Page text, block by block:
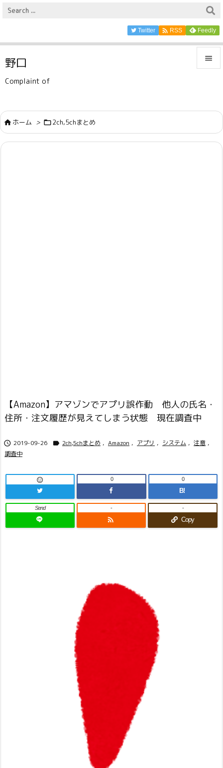

サイド

前へ
Twitter  RSS Feedly
野口
Complaint of
ホーム > 2ch,5chまとめ
【Amazon】アマゾンでアプリ誤作動 他人の氏名・
住所・注文履歴が見えてしまう状態 現在調査中
 2019-09-26  2ch,5chまとめ , Amazon , アプリ , システム , 注意 ,
調査中
 0
B!
0
Send

-
Copy
-